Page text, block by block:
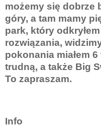
możemy się dobrze
góry, a tam mamy
park, który
rozwiązania,
pokonania miałem
trudną, a także Big
To zapraszam.
Info